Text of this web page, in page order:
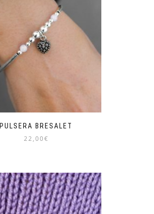
PULSERA BRESALET
22,00€